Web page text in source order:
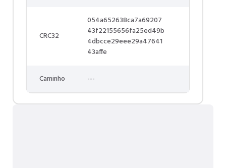
CRC32
054a652638ca7a69207
43f22155656fa25ed49b
4dbcce29eee29a47641
43affe
Caminho ---